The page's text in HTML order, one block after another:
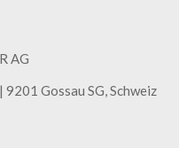
AG
Gossau SG, Schweiz